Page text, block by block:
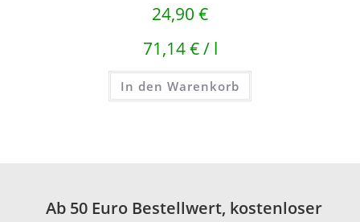
24,90 €
71,14€/ l
In den Warenkorb
Ab 50 Euro Bestellwert, kostenloser